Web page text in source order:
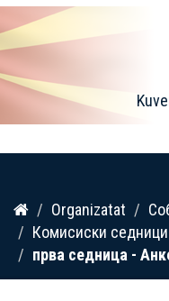
Kalo
përmbajtja
Organizatat
Комисиски
прва седница -